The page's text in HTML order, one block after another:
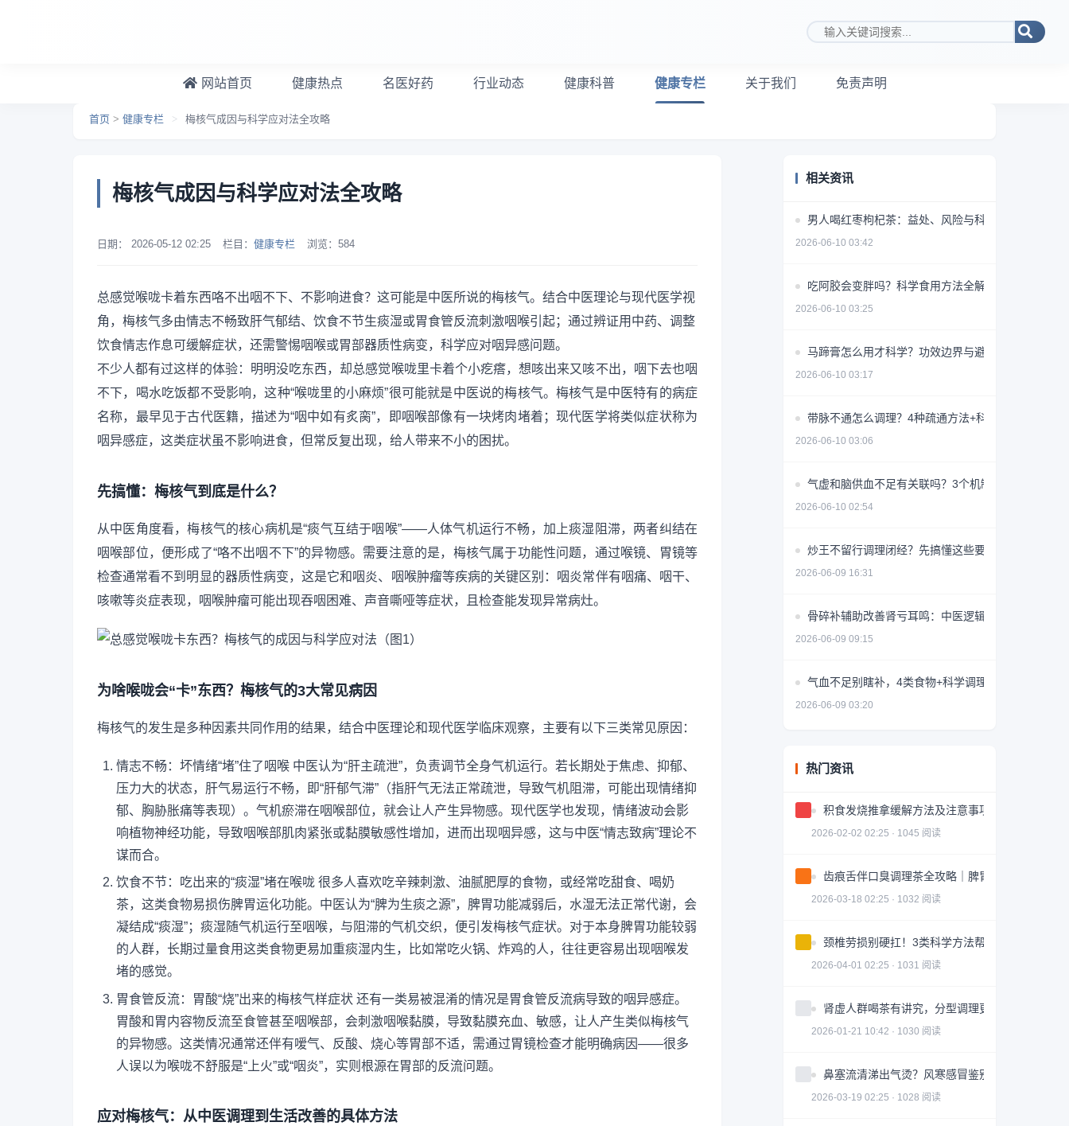
搜索关键词
网站首页 健康热点 名医好药 行业动态 健康科普 健康专栏 关于我们 免责声明
首页 > 健康专栏 > 梅核气成因与科学应对法全攻略
梅核气成因与科学应对法全攻略
日期： 2026-05-12 02:25 栏目： 健康专栏 浏览： 584
总感觉喉咙卡着东西咯不出咽不下、不影响进食？这可能是中医所说的梅核气。结合中医理论与现代医学视
角，梅核气多由情志不畅致肝气郁结、饮食不节生痰湿或胃食管反流刺激咽喉引起；通过辨证用中药、调整
饮食情志作息可缓解症状，还需警惕咽喉或胃部器质性病变，科学应对咽异感问题。
不少人都有过这样的体验：明明没吃东西，却总感觉喉咙里卡着个小疙瘩，想咳出来又咳不出，咽下去也咽
不下，喝水吃饭都不受影响，这种“喉咙里的小麻烦”很可能就是中医说的梅核气。梅核气是中医特有的病症
名称，最早见于古代医籍，描述为“咽中如有炙脔”，即咽喉部像有一块烤肉堵着；现代医学将类似症状称为
咽异感症，这类症状虽不影响进食，但常反复出现，给人带来不小的困扰。
先搞懂：梅核气到底是什么？
从中医角度看，梅核气的核心病机是“痰气互结于咽喉”——人体气机运行不畅，加上痰湿阻滞，两者纠结在
咽喉部位，便形成了“咯不出咽不下”的异物感。需要注意的是，梅核气属于功能性问题，通过喉镜、胃镜等
检查通常看不到明显的器质性病变，这是它和咽炎、咽喉肿瘤等疾病的关键区别：咽炎常伴有咽痛、咽干、
咳嗽等炎症表现，咽喉肿瘤可能出现吞咽困难、声音嘶哑等症状，且检查能发现异常病灶。
为啥喉咙会“卡”东西？梅核气的3大常见病因
梅核气的发生是多种因素共同作用的结果，结合中医理论和现代医学临床观察，主要有以下三类常见原因：
情志不畅：坏情绪“堵”住了咽喉 中医认为“肝主疏泄”，负责调节全身气机运行。若长期处于焦虑、抑郁、
压力大的状态，肝气易运行不畅，即“肝郁气滞”（指肝气无法正常疏泄，导致气机阻滞，可能出现情绪抑
郁、胸胁胀痛等表现）。气机瘀滞在咽喉部位，就会让人产生异物感。现代医学也发现，情绪波动会影
响植物神经功能，导致咽喉部肌肉紧张或黏膜敏感性增加，进而出现咽异感，这与中医“情志致病”理论不
谋而合。
饮食不节：吃出来的“痰湿”堵在喉咙 很多人喜欢吃辛辣刺激、油腻肥厚的食物，或经常吃甜食、喝奶
茶，这类食物易损伤脾胃运化功能。中医认为“脾为生痰之源”，脾胃功能减弱后，水湿无法正常代谢，会
凝结成“痰湿”；痰湿随气机运行至咽喉，与阻滞的气机交织，便引发梅核气症状。对于本身脾胃功能较弱
的人群，长期过量食用这类食物更易加重痰湿内生，比如常吃火锅、炸鸡的人，往往更容易出现咽喉发
堵的感觉。
胃食管反流：胃酸“烧”出来的梅核气样症状 还有一类易被混淆的情况是胃食管反流病导致的咽异感症。
胃酸和胃内容物反流至食管甚至咽喉部，会刺激咽喉黏膜，导致黏膜充血、敏感，让人产生类似梅核气
的异物感。这类情况通常还伴有嗳气、反酸、烧心等胃部不适，需通过胃镜检查才能明确病因——很多
人误以为喉咙不舒服是“上火”或“咽炎”，实则根源在胃部的反流问题。
应对梅核气：从中医调理到生活改善的具体方法
相关资讯
男人喝红枣枸杞茶：益处、风险与科学饮用指南
2026-06-10 03:42
吃阿胶会变胖吗？科学食用方法全解析
2026-06-10 03:25
马蹄膏怎么用才科学？功效边界与避坑指南
2026-06-10 03:17
带脉不通怎么调理？4种疏通方法+科学避坑指南
2026-06-10 03:06
气虚和脑供血不足有关联吗？3个机制揭秘
2026-06-10 02:54
炒王不留行调理闭经？先搞懂这些要点避免无效用药
2026-06-09 16:31
骨碎补辅助改善肾亏耳鸣：中医逻辑与使用指南
2026-06-09 09:15
气血不足别瞎补，4类食物+科学调理指南
2026-06-09 03:20
热门资讯
积食发烧推拿缓解方法及注意事项
2026-02-02 02:25 · 1045 阅读
齿痕舌伴口臭调理茶全攻略｜脾胃健康轻松掌握
2026-03-18 02:25 · 1032 阅读
颈椎劳损别硬扛！3类科学方法帮你轻松缓解｜实
2026-04-01 02:25 · 1031 阅读
肾虚人群喝茶有讲究，分型调理更有效
2026-01-21 10:42 · 1030 阅读
鼻塞流清涕出气烫？风寒感冒鉴别指南全攻略
2026-03-19 02:25 · 1028 阅读